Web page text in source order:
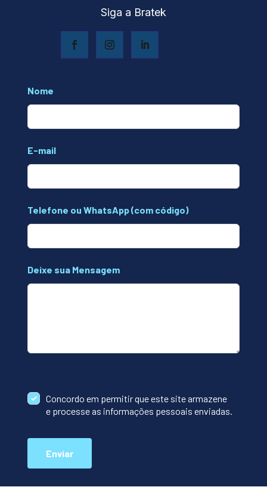
Siga a Bratek
Leave
blank
Nome
E-mail
Telefone ou WhatsApp (com código)
Deixe sua Mensagem
Concordo em permitir que este site armazene
e processe as informações pessoais enviadas.
Enviar